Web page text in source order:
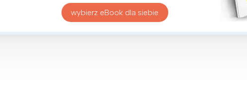
wybierz eBook dla siebie